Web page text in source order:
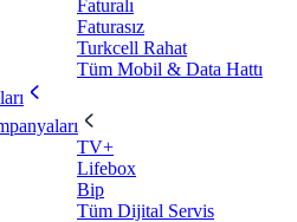
Faturalı
Faturasız
Turkcell Rahat
Tüm Mobil & Data Hattı
TV+
Lifebox
Bip
Tüm Dijital Servis